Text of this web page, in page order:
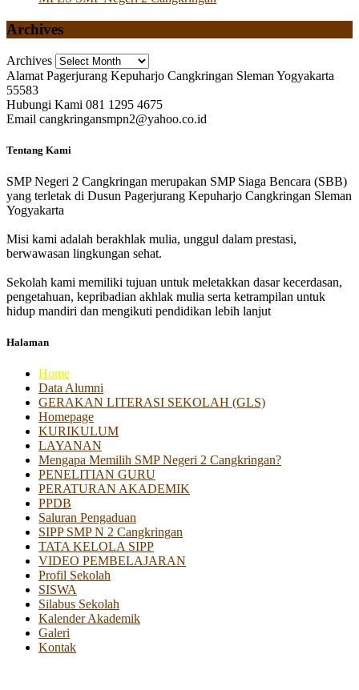
Archives
Archives
Alamat Pagerjurang Kepuharjo Cangkringan Sleman Yogyakarta
55583
Hubungi Kami 081 1295 4675
Email cangkringansmpn2@yahoo.co.id
Tentang Kami
SMP Negeri 2 Cangkringan merupakan SMP Siaga Bencara (SBB)
yang terletak di Dusun Pagerjurang Kepuharjo Cangkringan Sleman
Yogyakarta
Misi kami adalah berakhlak mulia, unggul dalam prestasi,
berwawasan lingkungan sehat.
Sekolah kami memiliki tujuan untuk meletakkan dasar kecerdasan,
pengetahuan, kepribadian akhlak mulia serta ketrampilan untuk
hidup mandiri dan mengikuti pendidikan lebih lanjut
Halaman
Home
Data Alumni
GERAKAN LITERASI SEKOLAH (GLS)
Homepage
KURIKULUM
LAYANAN
Mengapa Memilih SMP Negeri 2 Cangkringan?
PENELITIAN GURU
PERATURAN AKADEMIK
PPDB
Saluran Pengaduan
SIPP SMP N 2 Cangkringan
TATA KELOLA SIPP
VIDEO PEMBELAJARAN
Profil Sekolah
SISWA
Silabus Sekolah
Kalender Akademik
Galeri
Kontak